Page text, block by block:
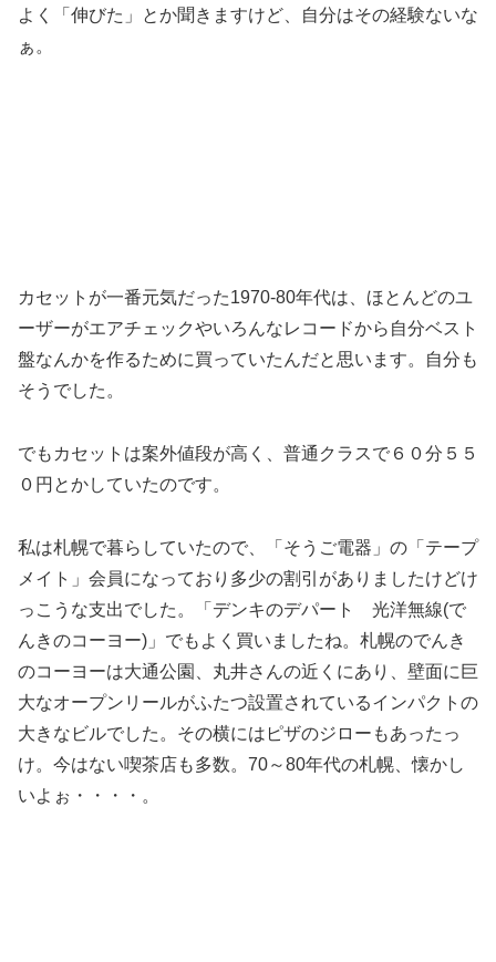
よく「伸びた」とか聞きますけど、自分はその経験ないな
ぁ。
カセットが一番元気だった1970-80年代は、ほとんどのユ
ーザーがエアチェックやいろんなレコードから自分ベスト
盤なんかを作るために買っていたんだと思います。自分も
そうでした。
でもカセットは案外値段が高く、普通クラスで６０分５５
０円とかしていたのです。
私は札幌で暮らしていたので、「そうご電器」の「テープ
メイト」会員になっており多少の割引がありましたけどけ
っこうな支出でした。「デンキのデパート 光洋無線(で
んきのコーヨー)」でもよく買いましたね。札幌のでんき
のコーヨーは大通公園、丸井さんの近くにあり、壁面に巨
大なオープンリールがふたつ設置されているインパクトの
大きなビルでした。その横にはピザのジローもあったっ
け。今はない喫茶店も多数。70～80年代の札幌、懐かし
いよぉ・・・・。